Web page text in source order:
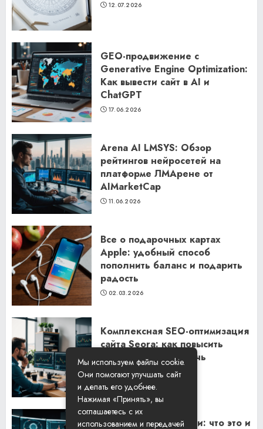
12.07.2026
GEO-продвижение с
Generative Engine Optimization:
Как вывести сайт в AI и
ChatGPT
17.06.2026
Arena AI LMSYS: Обзор
рейтингов нейросетей на
платформе ЛМАрене от
AIMarketCap
11.06.2026
Все о подарочных картах
Apple: удобный способ
пополнить баланс и подарить
радость
02.03.2026
Комплексная SEO-оптимизация
сайта Seora: как повысить
видимость и привлечь
клиентов
06.02.2026
Резидентские прокси: что это и
Мы используем файлы cookie.
Они помогают улучшать сайт
и делать его удобнее.
Нажимая «Принять», вы
соглашаетесь с их
использованием и передачей